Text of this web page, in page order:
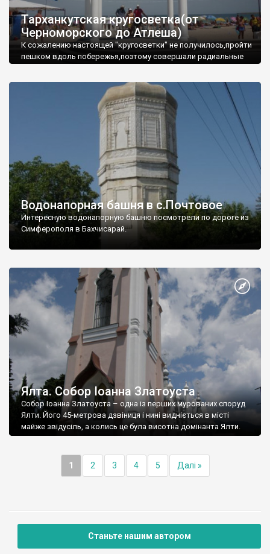
Тарханкутская кругосветка(от
Черноморского до Атлеша)
К сожалению настоящей "кругосветки" не получилось,пройти
пешком вдоль побережья,поэтому совершали радиальные
Водонапорная башня в с.Почтовое
Интересную водонапорную башню посмотрели по дороге из
Симферополя в Бахчисарай.
Ялта. Собор Іоанна Златоуста
Собор Іоанна Златоуста – одна із перших мурованих споруд
Ялти. Його 45-метрова дзвіниця і нині видніється в місті
майже звідусіль, а колись це була висотна домінанта Ялти.
1 2 3 4 5 Далі »
Станьте нашим автором